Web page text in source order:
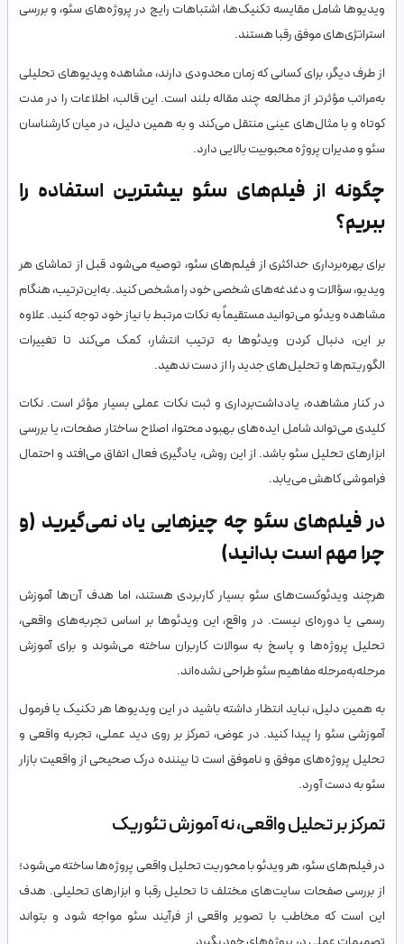
ویدیوها شامل مقایسه تکنیک‌ها، اشتباهات رایج در پروژه‌های سئو، و بررسی
استراتژی‌های موفق رقبا هستند.
از طرف دیگر، برای کسانی که زمان محدودی دارند، مشاهده ویدیوهای تحلیلی
به‌مراتب مؤثرتر از مطالعه چند مقاله بلند است. این قالب، اطلاعات را در مدت
کوتاه و با مثال‌های عینی منتقل می‌کند و به همین دلیل، در میان کارشناسان
سئو و مدیران پروژه محبوبیت بالایی دارد.
چگونه از فیلم‌های سئو بیشترین استفاده را
ببریم؟
برای بهره‌برداری حداکثری از فیلم‌های سئو، توصیه می‌شود قبل از تماشای هر
ویدیو، سؤالات و دغدغه‌های شخصی خود را مشخص کنید. به‌این‌ترتیب، هنگام
مشاهده ویدئو می‌توانید مستقیماً به نکات مرتبط با نیاز خود توجه کنید. علاوه
بر این، دنبال کردن ویدئوها به ترتیب انتشار، کمک می‌کند تا تغییرات
الگوریتم‌ها و تحلیل‌های جدید را از دست ندهید.
در کنار مشاهده، یادداشت‌برداری و ثبت نکات عملی بسیار مؤثر است. نکات
کلیدی می‌تواند شامل ایده‌های بهبود محتوا، اصلاح ساختار صفحات، یا بررسی
ابزارهای تحلیل سئو باشد. از این روش، یادگیری فعال اتفاق می‌افتد و احتمال
فراموشی کاهش می‌یابد.
در فیلم‌های سئو چه چیزهایی یاد نمی‌گیرید (و
چرا مهم است بدانید)
هرچند ویدئوکست‌های سئو بسیار کاربردی هستند، اما هدف آن‌ها آموزش
رسمی یا دوره‌ای نیست. در واقع، این ویدئوها بر اساس تجربه‌های واقعی،
تحلیل پروژه‌ها و پاسخ به سوالات کاربران ساخته می‌شوند و برای آموزش
مرحله‌به‌مرحله مفاهیم سئو طراحی نشده‌اند.
به همین دلیل، نباید انتظار داشته باشید در این ویدیوها هر تکنیک یا فرمول
آموزشی سئو را پیدا کنید. در عوض، تمرکز بر روی دید عملی، تجربه واقعی و
تحلیل پروژه‌های موفق و ناموفق است تا بیننده درک صحیحی از واقعیت بازار
سئو به دست آورد.
تمرکز بر تحلیل واقعی، نه آموزش تئوریک
در فیلم‌های سئو، هر ویدئو با محوریت تحلیل واقعی پروژه‌ها ساخته می‌شود؛
از بررسی صفحات سایت‌های مختلف تا تحلیل رقبا و ابزارهای تحلیلی. هدف
این است که مخاطب با تصویر واقعی از فرآیند سئو مواجه شود و بتواند